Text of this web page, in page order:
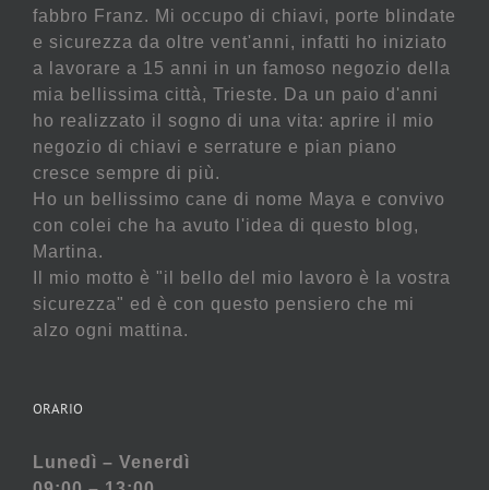
fabbro Franz. Mi occupo di chiavi, porte blindate
e sicurezza da oltre vent'anni, infatti ho iniziato
a lavorare a 15 anni in un famoso negozio della
mia bellissima città, Trieste. Da un paio d'anni
ho realizzato il sogno di una vita: aprire il mio
negozio di chiavi e serrature e pian piano
cresce sempre di più.
Ho un bellissimo cane di nome Maya e convivo
con colei che ha avuto l'idea di questo blog,
Martina.
Il mio motto è "il bello del mio lavoro è la vostra
sicurezza" ed è con questo pensiero che mi
alzo ogni mattina.
ORARIO
Lunedì – Venerdì